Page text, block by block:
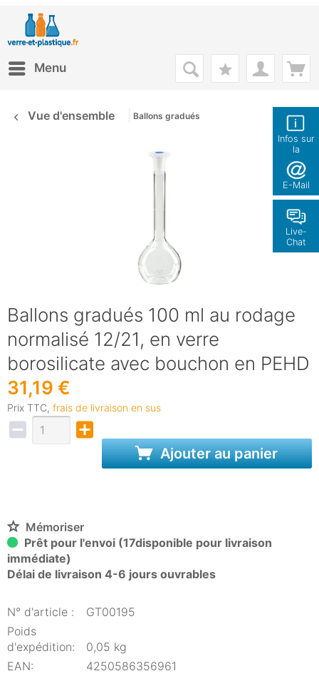
Infos sur
la
boutique
E-Mail
Live-
Chat
Menu
Vue d'ensemble Ballons gradués
Ballons gradués 100 ml au rodage
normalisé 12/21, en verre
borosilicate avec bouchon en PEHD
31,19 €
Prix TTC, frais de livraison en sus
Ajouter au panier
Mémoriser
Prêt pour l'envoi (17disponible pour livraison
immédiate)
Délai de livraison 4-6 jours ouvrables
N° d'article :
GT00195
Poids
d'expédition:
0,05 kg
EAN:
4250586356961